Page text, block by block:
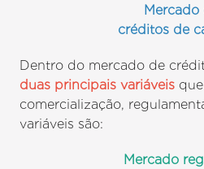
Mercado
créditos de
Dentro do mercado de
duas principais variáveis
comercialização,
variáveis são:
Mercado